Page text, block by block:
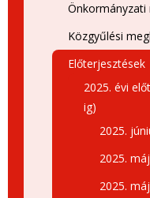
Önkormányzati
Közgyűlési
Előterjesztések
2025. évi
ig)
2025.
2025.
2025.